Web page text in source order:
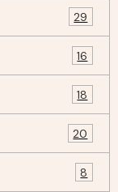
29
16
18
20
8